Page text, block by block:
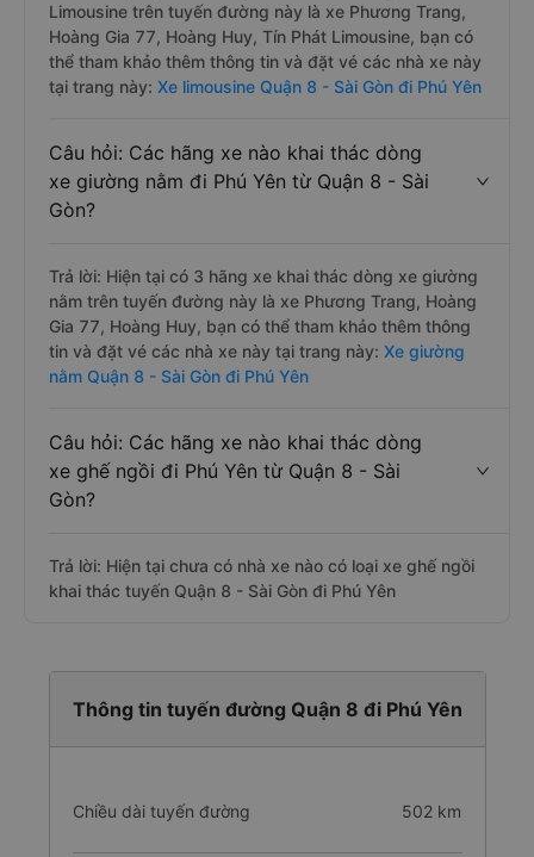
Limousine trên tuyến đường này là xe Phương Trang,
Hoàng Gia 77, Hoàng Huy, Tín Phát Limousine, bạn có
thể tham khảo thêm thông tin và đặt vé các nhà xe này
tại trang này: Xe limousine Quận 8 - Sài Gòn đi Phú Yên
Câu hỏi: Các hãng xe nào khai thác dòng
xe giường nằm đi Phú Yên từ Quận 8 - Sài
Gòn?
Trả lời: Hiện tại có 3 hãng xe khai thác dòng xe giường
nằm trên tuyến đường này là xe Phương Trang, Hoàng
Gia 77, Hoàng Huy, bạn có thể tham khảo thêm thông
tin và đặt vé các nhà xe này tại trang này: Xe giường
nằm Quận 8 - Sài Gòn đi Phú Yên
Câu hỏi: Các hãng xe nào khai thác dòng
xe ghế ngồi đi Phú Yên từ Quận 8 - Sài
Gòn?
Trả lời: Hiện tại chưa có nhà xe nào có loại xe ghế ngồi
khai thác tuyến Quận 8 - Sài Gòn đi Phú Yên
Thông tin tuyến đường Quận 8 đi Phú Yên
Chiều dài tuyến đường 502 km